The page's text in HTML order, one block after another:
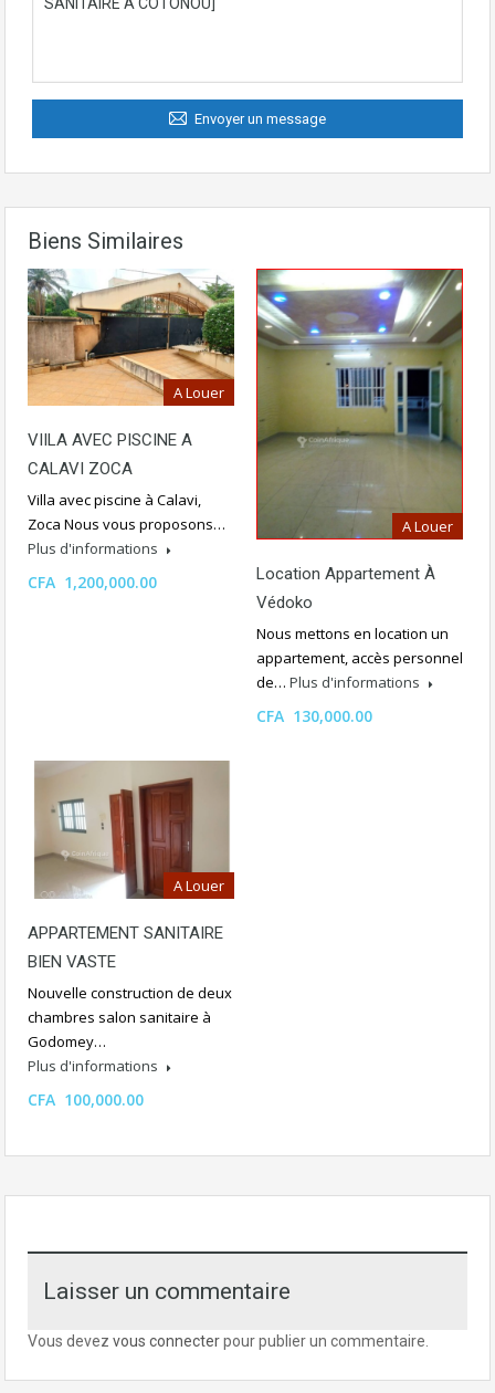
Envoyer un message
Biens Similaires
A Louer
VIILA AVEC PISCINE A
CALAVI ZOCA
Villa avec piscine à Calavi,
Zoca Nous vous proposons…
Plus d'informations
CFA 1,200,000.00
A Louer
Location Appartement À
Védoko
Nous mettons en location un
appartement, accès personnel
de… Plus d'informations
CFA 130,000.00
A Louer
APPARTEMENT SANITAIRE
BIEN VASTE
Nouvelle construction de deux
chambres salon sanitaire à
Godomey…
Plus d'informations
CFA 100,000.00
Laisser un commentaire
Vous devez vous connecterpour publier un commentaire.